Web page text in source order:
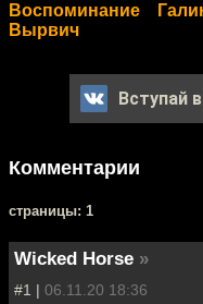
Воспоминание
Вырвич
Вступай
Комментарии
cтраницы: 1
Wicked Horse »
#1 | 06.11.20 18:36